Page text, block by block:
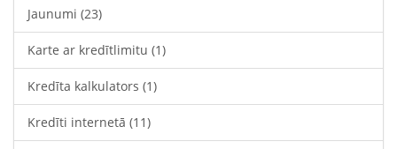
Jaunumi (23)
Karte ar kredītlimitu (1)
Kredīta kalkulators (1)
Kredīti internetā (11)